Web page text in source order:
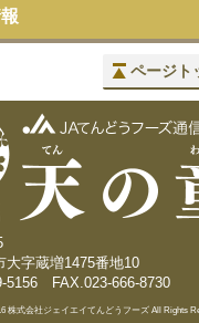
ページト
大字蔵増1475番地10
5156 FAX.023-666-8730
株式会社ジェイエイてんどうフーズ All Rights